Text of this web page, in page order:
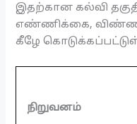
இதற்கான கல்வி
எண்ணிக்கை,
கீழே
நிறுவனம்